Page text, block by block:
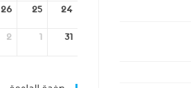
24
25
26
31
1
2